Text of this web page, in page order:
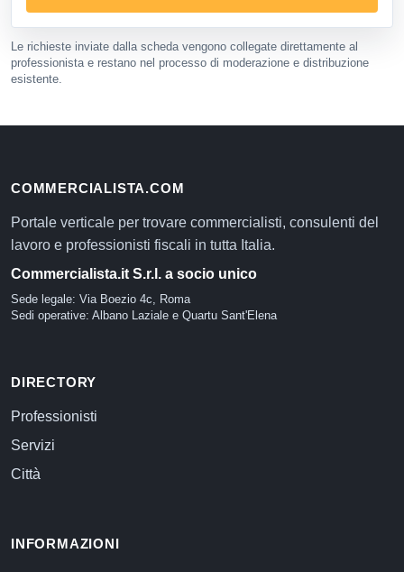
Le richieste inviate dalla scheda vengono collegate direttamente al
professionista e restano nel processo di moderazione e distribuzione
esistente.
COMMERCIALISTA.COM
Portale verticale per trovare commercialisti, consulenti del
lavoro e professionisti fiscali in tutta Italia.
Commercialista.it S.r.l. a socio unico
Sede legale: Via Boezio 4c, Roma
Sedi operative: Albano Laziale e Quartu Sant'Elena
DIRECTORY
Professionisti
Servizi
Città
INFORMAZIONI